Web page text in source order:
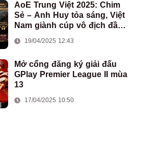
AoE Trung Việt 2025: Chim
Sẻ – Anh Huy tỏa sáng, Việt
Nam giành cúp vô địch đầu
19/04/2025 12:43
Mở cổng đăng ký giải đấu
GPlay Premier League II mùa
13
17/04/2025 10:50